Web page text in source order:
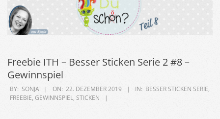
Freebie ITH – Besser Sticken Serie 2 #8 –
Gewinnspiel
2019-
12-
BY: SONJA ON: 22. DEZEMBER 2019 IN: BESSER STICKEN SERIE,
FREEBIE, GEWINNSPIEL, STICKEN